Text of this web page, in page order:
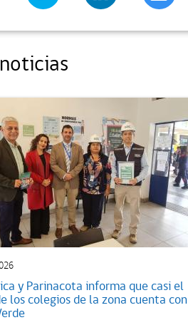
y Parinacota informa que casi el
los colegios de la zona cuenta con